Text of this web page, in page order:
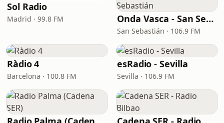
Sol Radio
Madrid · 99.8 FM Onda Vasca - San Sebastián
San Sebastián · 106.9 FM
Ràdio 4
Barcelona · 100.8 FM
esRadio - Sevilla
Sevilla · 106.9 FM